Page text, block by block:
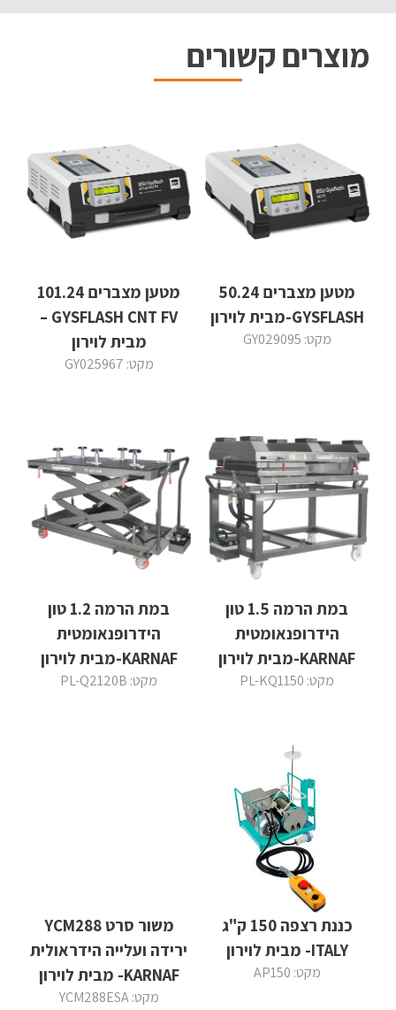
מוצרים קשורים
מטען מצברים 50.24
GYSFLASH-מבית לוירון
מקט: GY029095
מטען מצברים 101.24
GYSFLASH CNT FV –
מבית לוירון
מקט: GY025967
במת הרמה 1.5 טון
הידרופנאומטית
KARNAF-מבית לוירון
מקט: PL-KQ1150
במת הרמה 1.2 טון
הידרופנאומטית
KARNAF-מבית לוירון
מקט: PL-Q2120B
כננת רצפה 150 ק"ג
ITALY- מבית לוירון
מקט: AP150
משור סרט YCM288
ירידה ועלייה הידראולית
KARNAF- מבית לוירון
מקט: YCM288ESA